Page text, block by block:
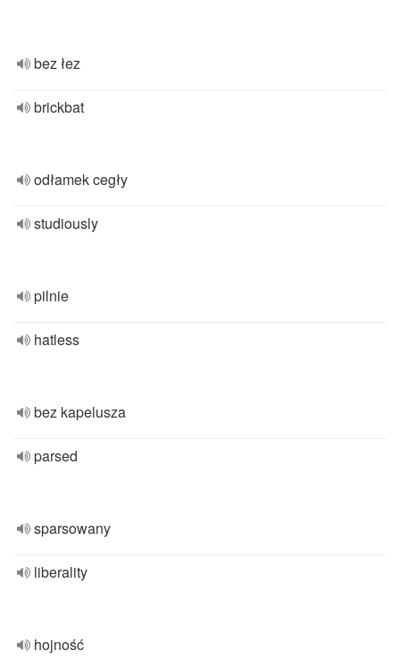
bez łez
brickbat
odłamek cegły
studiously
pilnie
hatless
bez kapelusza
parsed
sparsowany
liberality
hojność